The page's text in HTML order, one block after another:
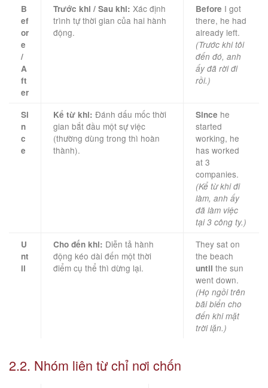
B
ef
or
e
/
A
ft
er
Trước khi / Sau khi: Xác định
trình tự thời gian của hai hành
động.
Before I got
there, he had
already left.
(Trước khi tôi
đến đó, anh
ấy đã rời đi
rồi.)
Si
n
c
e
Kể từ khi: Đánh dấu mốc thời
gian bắt đầu một sự việc
(thường dùng trong thì hoàn
thành).
Since he
started
working, he
has worked
at 3
companies.
(Kể từ khi đi
làm, anh ấy
đã làm việc
tại 3 công ty.)
U
nt
il
Cho đến khi: Diễn tả hành
động kéo dài đến một thời
điểm cụ thể thì dừng lại.
They sat on
the beach
until the sun
went down.
(Họ ngồi trên
bãi biển cho
đến khi mặt
trời lặn.)
2.2. Nhóm liên từ chỉ nơi chốn